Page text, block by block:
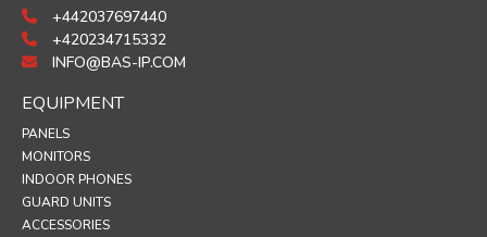
+442037697440
+420234715332
INFO@BAS-IP.COM
EQUIPMENT
PANELS
MONITORS
INDOOR PHONES
GUARD UNITS
ACCESSORIES